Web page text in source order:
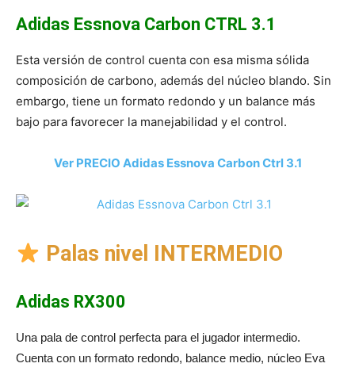
Adidas Essnova Carbon CTRL 3.1
Esta versión de control cuenta con esa misma sólida
composición de carbono, además del núcleo blando. Sin
embargo, tiene un formato redondo y un balance más
bajo para favorecer la manejabilidad y el control.
Ver PRECIO Adidas Essnova Carbon Ctrl 3.1
Palas nivel INTERMEDIO
Adidas RX300
Una pala de control perfecta para el jugador intermedio.
Cuenta con un formato redondo, balance medio, núcleo Eva